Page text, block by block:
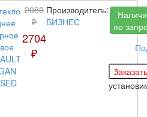
2080
₽
2704
₽
Производитель:
БИЗНЕС
по